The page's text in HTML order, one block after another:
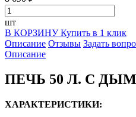
шт
В КОРЗИНУКупить в 1 клик
Описание Отзывы Задать
Описание
ПЕЧЬ 50 Л. С
ХАРАКТЕРИСТИКИ: